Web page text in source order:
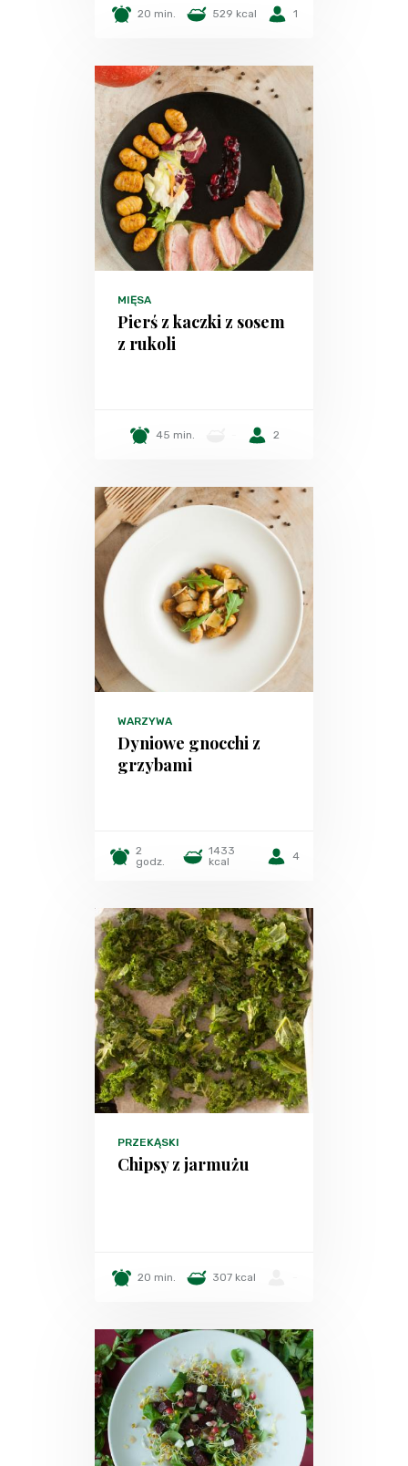
20 min. 529 kcal 1
MIĘSA
Pierś z kaczki z sosem
z rukoli
45 min. 2
WARZYWA
Dyniowe gnocchi z
grzybami
2
godz.
1433
kcal
4
PRZEKĄSKI
Chipsy z jarmużu
20 min. 307 kcal